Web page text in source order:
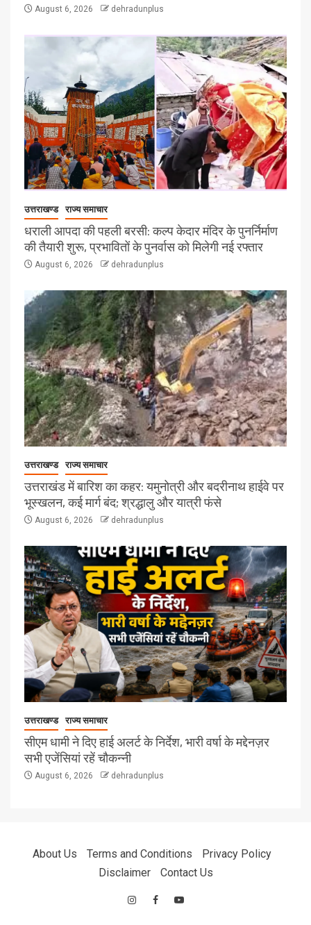
August 6, 2026 dehradunplus
उत्तराखण्ड राज्य समाचार
धराली आपदा की पहली बरसी: कल्प केदार मंदिर के पुनर्निर्माण
की तैयारी शुरू, प्रभावितों के पुनर्वास को मिलेगी नई रफ्तार
August 6, 2026 dehradunplus
उत्तराखण्ड राज्य समाचार
उत्तराखंड में बारिश का कहर: यमुनोत्री और बदरीनाथ हाईवे पर
भूस्खलन, कई मार्ग बंद; श्रद्धालु और यात्री फंसे
August 6, 2026 dehradunplus
उत्तराखण्ड राज्य समाचार
सीएम धामी ने दिए हाई अलर्ट के निर्देश, भारी वर्षा के मद्देनज़र
सभी एजेंसियां रहें चौकन्नी
August 6, 2026 dehradunplus
About Us Terms and Conditions
Privacy Policy
Disclaimer
Contact Us